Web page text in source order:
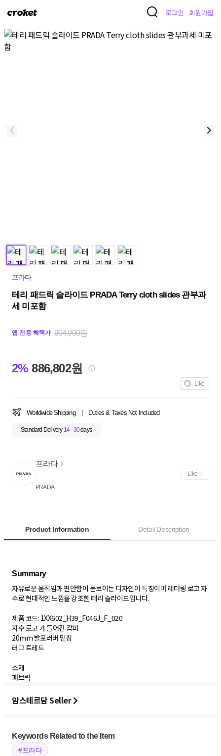
크
켓
로그인 회원가입
프라다
테리 패드릭 슬라이드 PRADA Terry cloth slides 관부과
세 미포함
앱 전용 혜택가 904,900원
2% 886,802원
Like
Worldwide Shipping Duties & Taxes Not Included
Standard Delivery 14 - 30days
프라다
PRADA
Like
Product Information Detail Description
Summary
자유로운 움직임과 편안함이 돋보이는 디자인이 특징이며 레터링 로고 자
수로 현대적인 느낌을 강조한 테리 슬라이드입니다.
제품 코드: 1XX602_H39_F046J_F_020
자수 로고 가 들어간 갑피
20mm 발포러버 밑창
러그 트레드
소재
패브릭
암스테르담 Seller
Keywords Related to the Item
#프라다